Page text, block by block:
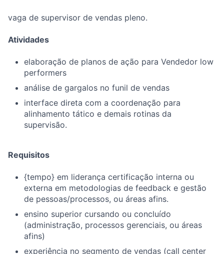
vaga de supervisor de vendas pleno.
Atividades
elaboração de planos de ação para Vendedor low
performers
análise de gargalos no funil de vendas
interface direta com a coordenação para
alinhamento tático e demais rotinas da
supervisão.
Requisitos
{tempo} em liderança certificação interna ou
externa em metodologias de feedback e gestão
de pessoas/processos, ou áreas afins.
ensino superior cursando ou concluído
(administração, processos gerenciais, ou áreas
afins)
experiência no segmento de vendas (call center